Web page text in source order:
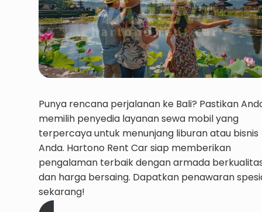
Punya rencana perjalanan ke Bali? Pastikan
memilih penyedia layanan sewa mobil yang
terpercaya untuk menunjang liburan atau bisnis
Anda. Hartono Rent Car siap memberikan
pengalaman terbaik dengan armada
dan harga bersaing. Dapatkan penawaran
sekarang!